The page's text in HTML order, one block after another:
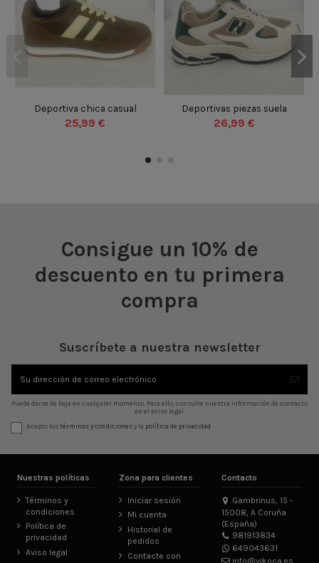
Deportiva chica casual
25,99 €
39
40 41
42
Deportivas piezas suela
26,99 €
39
40 41
42
Consigue un 10% de
descuento en tu primera
compra
Suscríbete a nuestra newsletter
Puede darse de baja en cualquier momento. Para ello, consulte nuestra información de contacto
en el aviso legal.
Acepto lostérminos y condicionesy la política de privacidad
Nuestras políticas
Términos y
condiciones
Política de
privacidad
Aviso legal
Zona para clientes
Iniciar sesión
Mi cuenta
Historial de
pedidos
Contacte con
Contacto
Gambrinus, 15 -
15008, A Coruña
(España)
981913834
649043631
info@vikoca.es